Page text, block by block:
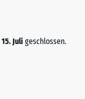
15. Juli geschlossen.